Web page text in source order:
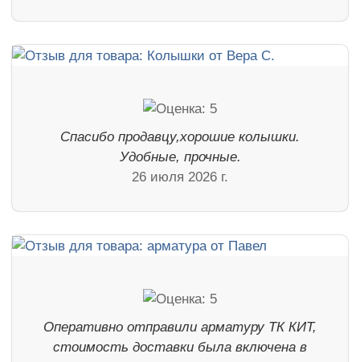
Спасибо продавцу,хорошие колышки.
Удобные, прочные.
26 июля 2026 г.
Оперативно отправили арматуру ТК КИТ,
стоимость доставки была включена в